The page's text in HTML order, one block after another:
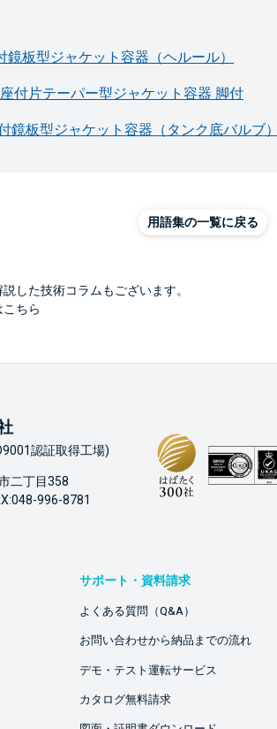
鏡板型ジャケット容器（ヘルール）
付片テーパー型ジャケット容器 脚付
鏡板型ジャケット容器（タンク底バルブ
用語集の一覧に戻る
した技術コラムもございます。
ちら
認証取得工場)
二丁目358
996-8781
サポート・資料請求
よくある質問（Q&A）
お問い合わせから納品までの流れ
デモ・テスト運転サービス
カタログ無料請求